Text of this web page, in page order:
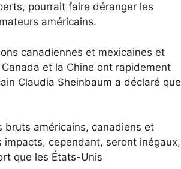
pourrait faire déranger les
américains.
canadiennes et mexicaines et
et la Chine ont rapidement
Claudia Sheinbaum a déclaré que
américains, canadiens et
impacts, cependant, seront inégaux,
que les États-Unis